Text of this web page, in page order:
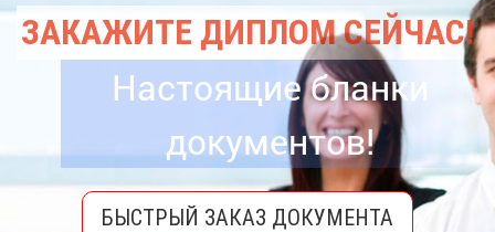
ЗАКАЖИТЕ ДИПЛОМ СЕЙЧАС!
Настоящие бланки
документов!
БЫСТРЫЙ ЗАКАЗ ДОКУМЕНТА